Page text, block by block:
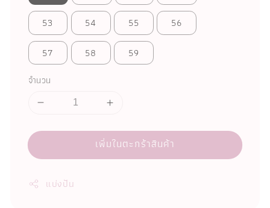
53
54 55
56
57
58 59
จำนวน
เพิ่มในตะกร้าสินค้า
แบ่งปัน